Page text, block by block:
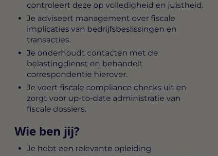
controleert deze op volledigheid en juistheid.
Je adviseert management over fiscale
implicaties van bedrijfsbeslissingen en
transacties.
Je onderhoudt contacten met de
belastingdienst en behandelt
correspondentie hierover.
Je voert fiscale compliance checks uit en
zorgt voor up-to-date administratie van
fiscale dossiers.
Wie ben jij?
Je hebt een relevante opleiding